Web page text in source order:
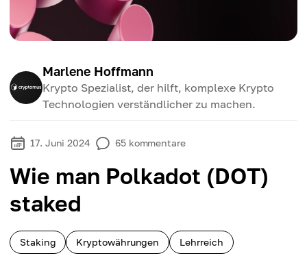
Marlene Hoffmann
Krypto Spezialist, der hilft, komplexe Krypto
Technologien verständlicher zu machen.
17. Juni 2024 65 kommentare
Wie man Polkadot (DOT)
staked
Staking Kryptowährungen Lehrreich